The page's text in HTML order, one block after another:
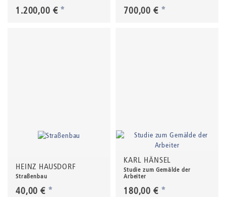
1.200,00 € * 700,00 € *
HEINZ HAUSDORF
Straßenbau
40,00 € *
KARL HÄNSEL
Studie zum Gemälde der
Arbeiter
180,00 € *